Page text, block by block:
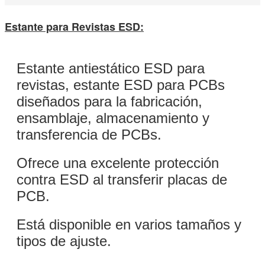
Estante para Revistas ESD:
Estante antiestático ESD para
revistas, estante ESD para PCBs
diseñados para la fabricación,
ensamblaje, almacenamiento y
transferencia de PCBs.
Ofrece una excelente protección
contra ESD al transferir placas de
PCB.
Está disponible en varios tamaños y
tipos de ajuste.